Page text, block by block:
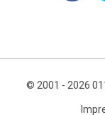
© 2001 - 2026